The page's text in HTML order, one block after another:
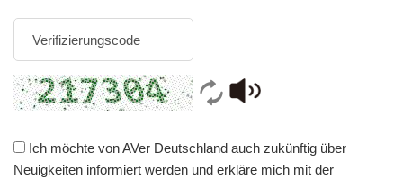
Ich möchte von AVer Deutschland auch zukünftig über
Neuigkeiten informiert werden und erkläre mich mit der